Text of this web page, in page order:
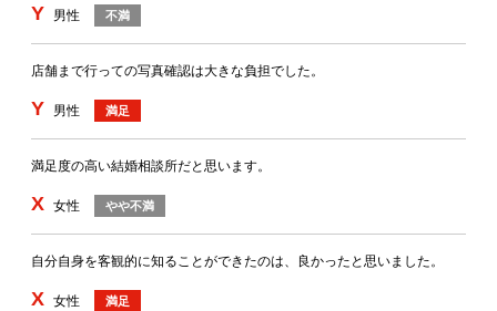
Y 男性 不満
店舗まで行っての写真確認は大きな負担でした。
Y 男性 満足
満足度の高い結婚相談所だと思います。
X 女性 やや不満
自分自身を客観的に知ることができたのは、良かったと思いました。
X 女性 満足